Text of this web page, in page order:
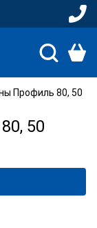
Профиль 80, 50
50